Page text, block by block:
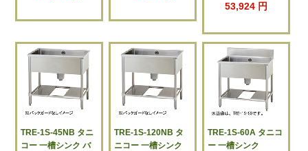
53,924 円
TRE-1S-45NB タニ
コー 一槽シンク バ
TRE-1S-120NB タ
ニコー 一槽シンク
TRE-1S-60A タニコ
ー 一槽シンク